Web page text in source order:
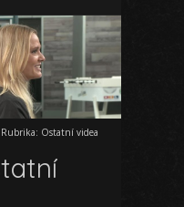
Rubrika: Ostatní videa